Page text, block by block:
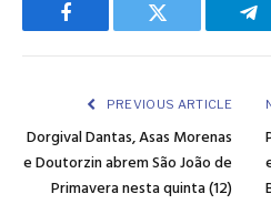
Facebook Twitter
PREVIOUS ARTICLE
Dorgival Dantas, Asas Morenas
e Doutorzin abrem São João de
Primavera nesta quinta (12)